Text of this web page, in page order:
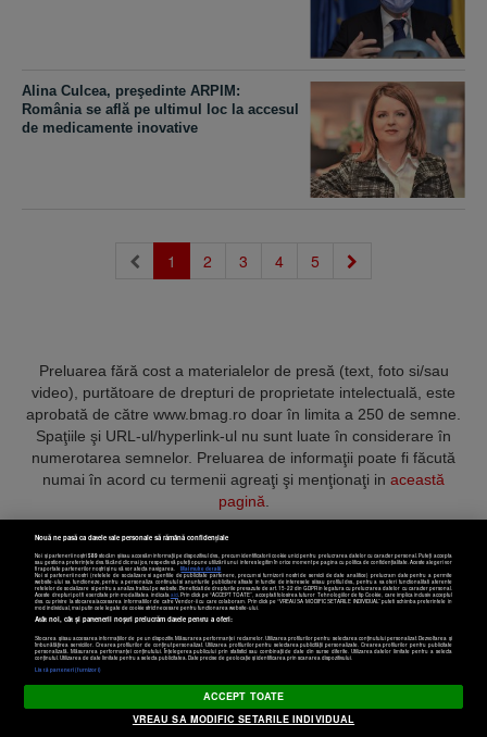
Alina Culcea, preşedinte ARPIM:
România se află pe ultimul loc la accesul
de medicamente inovative
1 (current)
2 3 4 5
Preluarea fără cost a materialelor de presă (text, foto si/sau
video), purtătoare de drepturi de proprietate intelectuală, este
aprobată de către www.bmag.ro doar în limita a 250 de semne.
Spaţiile şi URL-ul/hyperlink-ul nu sunt luate în considerare în
numerotarea semnelor. Preluarea de informaţii poate fi făcută
numai în acord cu termenii agreaţi şi menţionaţi in această
pagină
Termeni și condiții Confidențialitate Cookies Contact
Copyright © 2025 BUSINESSMEX S.A.
Setări cookies
Nouă ne pasă ca datele tale personale să rămână confidențiale
Noi și partenerii noștri589stocăm și/sau accesăm informații pe dispozitivul dvs., precum identificatorii cookie unici pentru prelucrarea datelor cu caracter personal. Puteți accepta
sau gestiona preferințele dvs. făcând clic mai jos, respectiv vă puteți opune utilizării unui interes legitim în orice moment pe pagina cu politica de confidențialitate. Aceste alegeri vor
fi raportate partenerilor noștri și nu vă vor afecta navigarea.
Mai multe detalii
Noi si partenerii nostri (retelele de socializare si agentiile de publicitate partenere, precum si furnizorii nostri de servicii de date analitice) prelucram date pentru a permite
website-ului sa functioneze, pentru a personaliza continutul si anunturile publicitare afisate in functie de interesele si/sau profilul dvs., pentru a va oferi functionalitati aferente
retelelor de socializare si pentru a analiza traficul pe website. Beneficiati de drepturile prevazute de art. 15-22 din GDPR in legatura cu prelucrarea datelor cu caracter personal.
Aceste drepturi pot fi exercitate prin modalitatea indicataaici. Prin click pe “ACCEPT TOATE”, acceptati folosirea tuturor Tehnologiilor de tip Cookie, care implica inclusiv acceptul
dvs. cu privire la stocarea/accesarea informatiilor de catre Vendor-ii cu care colaboram. Prin click pe “VREAU SA MODIFIC SETARILE INDIVIDUAL” puteti schimba preferintele in
mod individual, mai putin cele legate de cookie strict necesare pentru functionarea website-ului.
Atât noi, cât și partenerii noștri prelucrăm datele pentru a oferi:
Stocarea și/sau accesarea informațiilor de pe un dispozitiv. Măsurarea performanței reclamelor. Utilizarea profilurilor pentru selectarea conținutului personalizat. Dezvoltarea și
îmbunătățirea serviciilor. Crearea profilurilor de conținut personalizat. Utilizarea profilurilor pentru selectarea publicității personalizate. Crearea profilurilor pentru publicitate
personalizată. Măsurarea performanței conținutului. Înțelegerea publicului prin statistici sau combinații de date din surse diferite. Utilizarea datelor limitate pentru a selecta
conținutul. Utilizarea de date limitate pentru a selecta publicitatea. Date precise de geolocație și identificarea prin scanarea dispozitivului.
Listă parteneri (furnizori)
ACCEPT TOATE
VREAU SA MODIFIC SETARILE INDIVIDUAL